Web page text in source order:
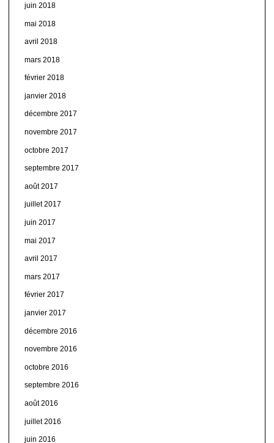
juin 2018
mai 2018
avril 2018
mars 2018
février 2018
janvier 2018
décembre 2017
novembre 2017
octobre 2017
septembre 2017
août 2017
juillet 2017
juin 2017
mai 2017
avril 2017
mars 2017
février 2017
janvier 2017
décembre 2016
novembre 2016
octobre 2016
septembre 2016
août 2016
juillet 2016
juin 2016